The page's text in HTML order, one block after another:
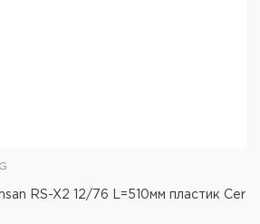
RS-X2 12/76 L=510мм пластик